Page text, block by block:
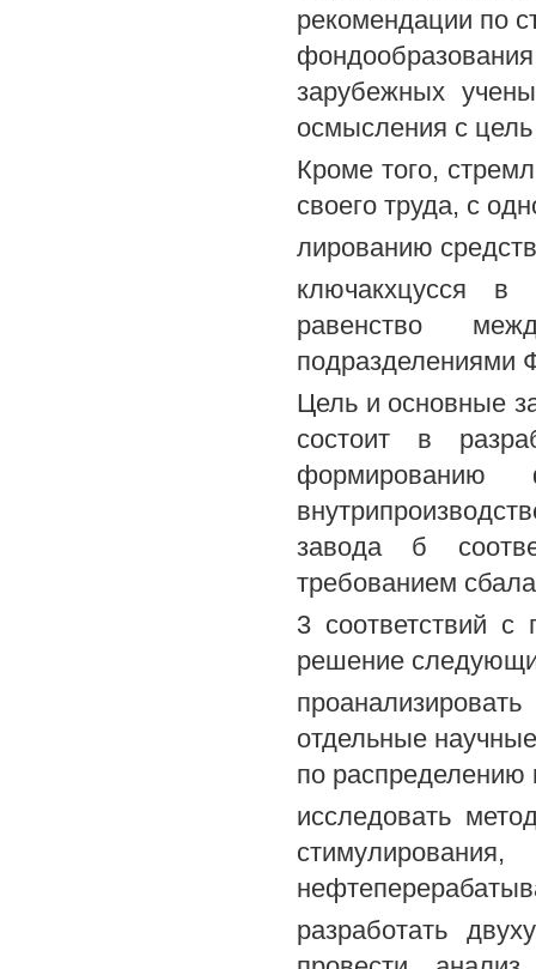
рекомендации по
зарубежных
осмысления с цель
Кроме того,
своего труда, с
лированию
ключакхцусся в
равенство
Цель и основные
состоит в
завода б
требованием
3 соответствий с
решение
отдельные
по распределению
исследовать
разработать